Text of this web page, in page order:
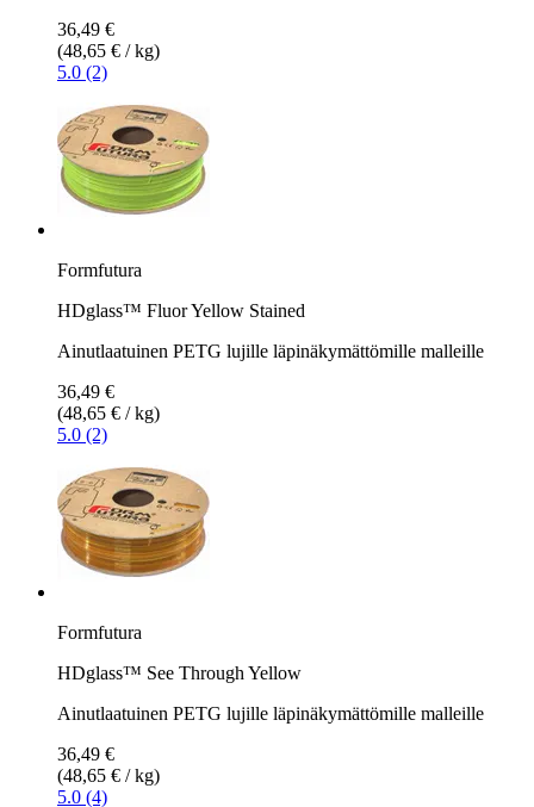
36,49 €
(48,65 € / kg)
5.0 (2)
Formfutura
HDglass™ Fluor Yellow Stained
Ainutlaatuinen PETG lujille läpinäkymättömille malleille
36,49 €
(48,65 € / kg)
5.0 (2)
Formfutura
HDglass™ See Through Yellow
Ainutlaatuinen PETG lujille läpinäkymättömille malleille
36,49 €
(48,65 € / kg)
5.0 (4)